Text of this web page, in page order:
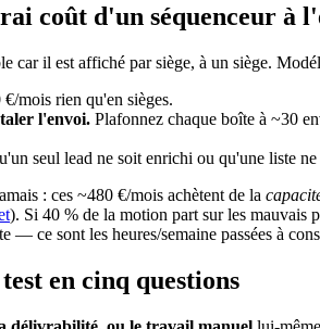
coût d'un séquenceur à
car il est affiché par siège, à un siège.
mois rien qu'en sièges.
l'envoi. Plafonnez chaque boîte à ~30
seul lead ne soit enrichi ou qu'une liste
: ces ~480 €/mois achètent de la
). Si 40 % de la motion part sur les mauvais
— ce sont les heures/semaine passées à
en cinq questions